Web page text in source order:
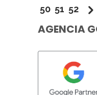
50 51 52
AGENCIA